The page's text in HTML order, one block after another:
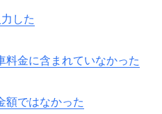
した
料金に含まれていなかった
額ではなかった